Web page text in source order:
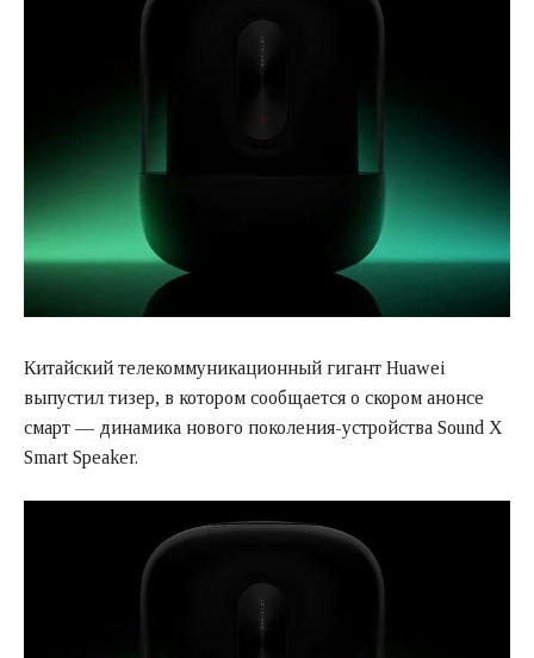
Китайский телекоммуникационный гигант Huawei
выпустил тизер, в котором сообщается о скором анонсе
смарт — динамика нового поколения-устройства Sound X
Smart Speaker.